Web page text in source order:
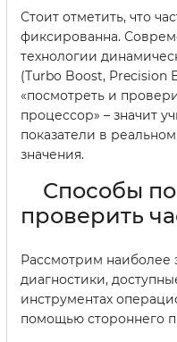
Стоит отметить, что
фиксированна.
технологии
(Turbo Boost, Precision
«посмотреть и
процессор» – значит
показатели в
значения.
Способы
проверить
Рассмотрим
диагностики,
инструментах
помощью стороннего